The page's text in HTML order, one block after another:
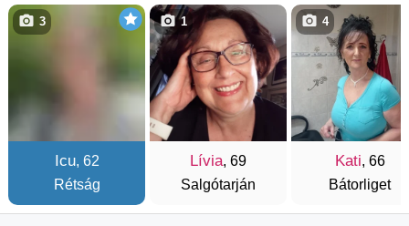
Icu, 62
Rétság
3
Lívia, 69
Salgótarján
1
Kati, 66
Bátorliget
4